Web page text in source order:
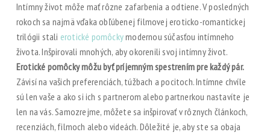
Intímny život môže mať rôzne zafarbenia a odtiene. V posledných
rokoch sa najmä vďaka obľúbenej filmovej eroticko-romantickej
trilógii stali erotické pomôckymodernou súčasťou intímneho
života. Inšpirovali mnohých, aby okorenili svoj intímny život.
Erotické pomôcky môžu byť príjemným spestrením pre každý pár.
Závisí na vašich preferenciách, túžbach a pocitoch. Intímne chvíle
sú len vaše a ako si ich s partnerom alebo partnerkou nastavíte je
len na vás. Samozrejme, môžete sa inšpirovať v rôznych článkoch,
recenziách, filmoch alebo videách. Dôležité je, aby ste sa obaja